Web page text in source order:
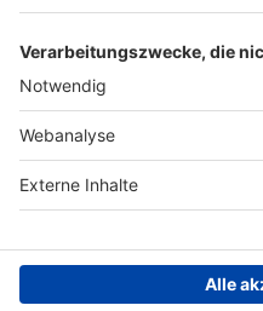
Nutzungsbedingungen